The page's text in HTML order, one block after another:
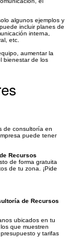
algunos ejemplos y
incluir planes de
interna,
etc.
aumentar la
bienestar de los
de consultoría en
puede tener
Recursos
de forma gratuita
de tu zona. ¡Pide
de Recursos
ubicados en tu
que muestren
y tarifas